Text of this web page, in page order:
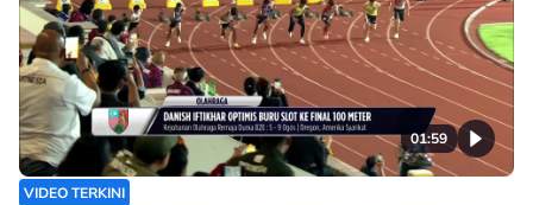
01:59
VIDEO TERKINI